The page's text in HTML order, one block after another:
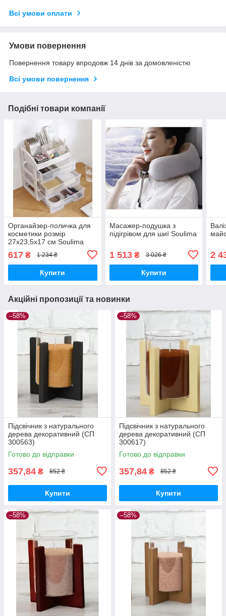
Всі умови оплати
Умови повернення
Повернення товару впродовж 14 днів за домовленістю
Всі умови повернення
Подібні товари компанії
Органайзер-поличка для
косметики розмір
27х23,5х17 см Soulima
617 ₴ 1 234 ₴
Купити
Масажер-подушка з
підігрівом для шиї Soulima
1 513₴ 3 026 ₴
Купити
2
Акційні пропозиції та новинки
–58%
Підсвічник з натурального
дерева декоративний (СП
300563)
Готово до відправки
357,84 ₴ 852 ₴
Купити
–58%
Підсвічник з натурального
дерева декоративний (СП
300617)
Готово до відправки
357,84 ₴ 852 ₴
Купити
–58% –58%